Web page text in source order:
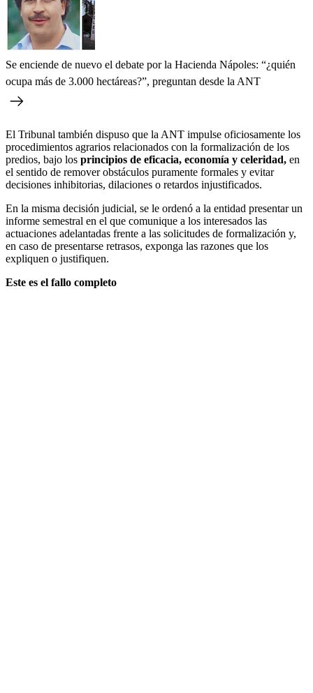
Se enciende de nuevo el debate por la Hacienda Nápoles: “¿quién
ocupa más de 3.000 hectáreas?”, preguntan desde la ANT
El Tribunal también dispuso que la ANT impulse oficiosamente los
procedimientos agrarios relacionados con la formalización de los
predios, bajo los principios de eficacia, economía y celeridad, en
el sentido de remover obstáculos puramente formales y evitar
decisiones inhibitorias, dilaciones o retardos injustificados.
En la misma decisión judicial, se le ordenó a la entidad presentar un
informe semestral en el que comunique a los interesados las
actuaciones adelantadas frente a las solicitudes de formalización y,
en caso de presentarse retrasos, exponga las razones que los
expliquen o justifiquen.
Este es el fallo completo